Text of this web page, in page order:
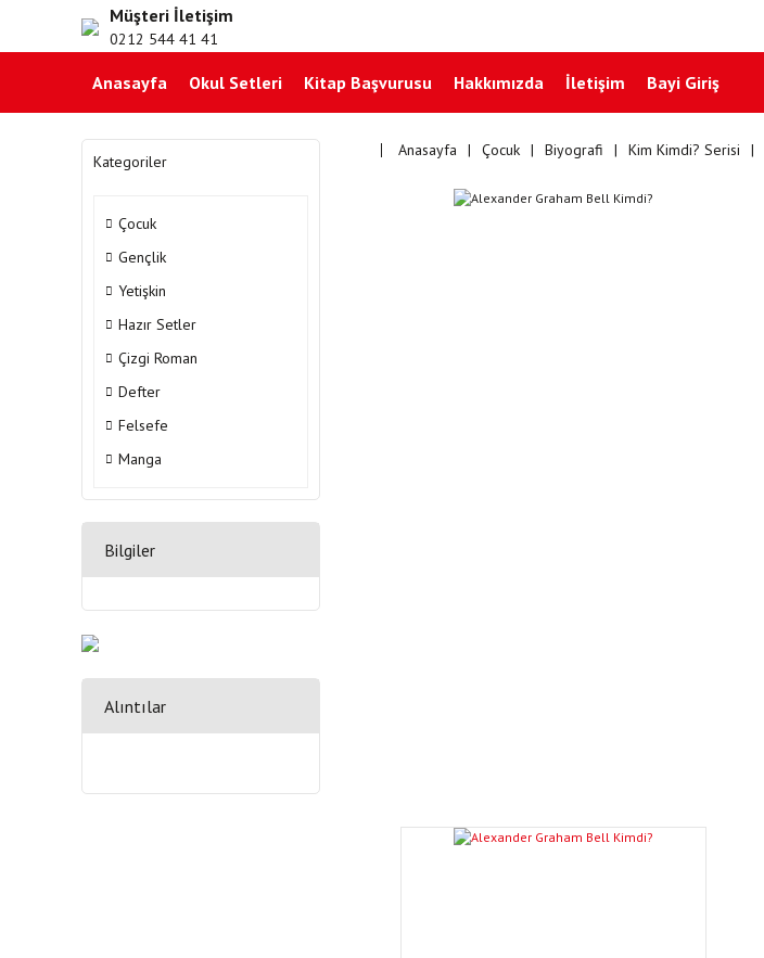
Müşteri İletişim
0212 544 41 41
Anasayfa Okul Setleri Kitap Başvurusu Hakkımızda İletişim Bayi Giriş
Kategoriler
Çocuk
Gençlik
Yetişkin
Hazır Setler
Çizgi Roman
Defter
Felsefe
Manga
Bilgiler
Alıntılar
Anasayfa Çocuk Biyografi Kim Kimdi? Serisi